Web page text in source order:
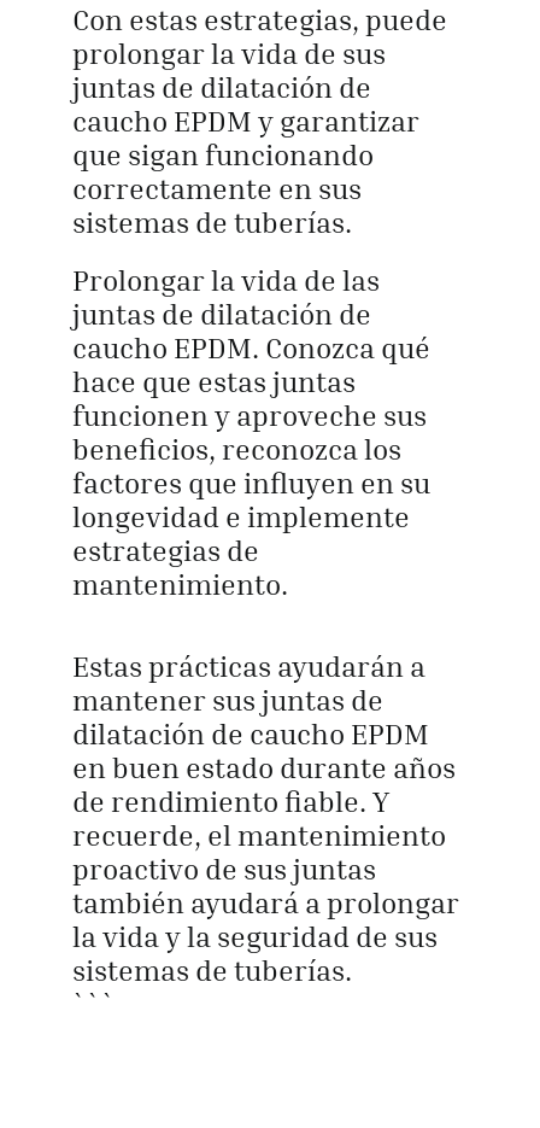
Con estas estrategias, puede
prolongar la vida de sus
juntas de dilatación de
caucho EPDM y garantizar
que sigan funcionando
correctamente en sus
sistemas de tuberías.
Prolongar la vida de las
juntas de dilatación de
caucho EPDM. Conozca qué
hace que estas juntas
funcionen y aproveche sus
beneficios, reconozca los
factores que influyen en su
longevidad e implemente
estrategias de
mantenimiento.
Estas prácticas ayudarán a
mantener sus juntas de
dilatación de caucho EPDM
en buen estado durante años
de rendimiento fiable. Y
recuerde, el mantenimiento
proactivo de sus juntas
también ayudará a prolongar
la vida y la seguridad de sus
sistemas de tuberías.
```